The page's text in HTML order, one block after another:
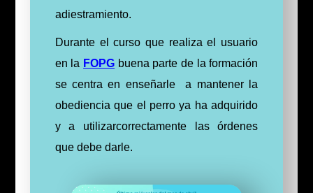
adiestramiento.
Durante el curso que realiza el usuario
en la FOPG buena parte de la formación
se centra en enseñarle a mantener la
obediencia que el perro ya ha adquirido
y a utilizarcorrectamente las órdenes
que debe darle.